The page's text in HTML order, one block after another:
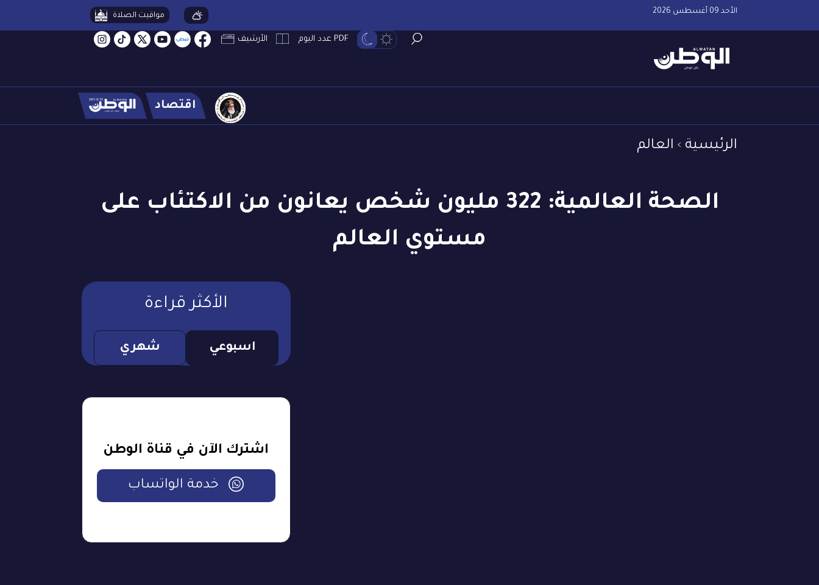
الأحد 09 أغسطس 2026 مواقيت الصلاة
PDF عدد اليوم الأرشيف
اقتصاد
الرئيسية العالم
الصحة العالمية: 322 مليون شخص يعانون من الاكتئاب على
مستوي العالم
الأكثر قراءة
اسبوعي شهري
اشترك الآن في قناة الوطن
خدمة الواتساب